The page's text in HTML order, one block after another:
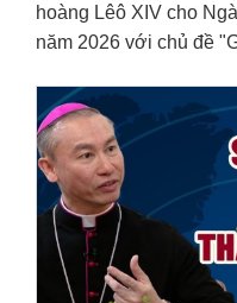
hoàng Lêô XIV cho
năm 2026 với chủ đề